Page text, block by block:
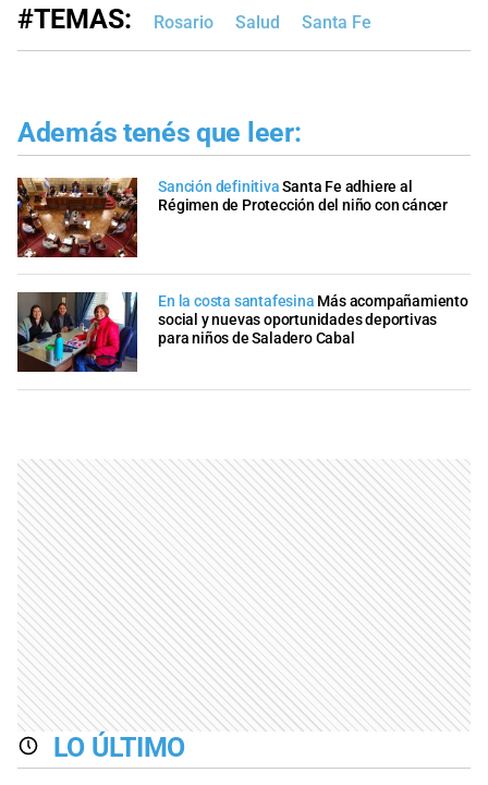
#TEMAS: Rosario Salud Santa Fe
Además tenés que leer:
Sanción definitiva Santa Fe adhiere al
Régimen de Protección del niño con cáncer
En la costa santafesina Más acompañamiento
social y nuevas oportunidades deportivas
para niños de Saladero Cabal
LO ÚLTIMO